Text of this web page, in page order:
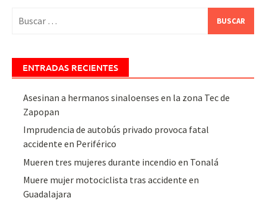
ENTRADAS RECIENTES
Asesinan a hermanos sinaloenses en la zona Tec de
Zapopan
Imprudencia de autobús privado provoca fatal
accidente en Periférico
Mueren tres mujeres durante incendio en Tonalá
Muere mujer motociclista tras accidente en
Guadalajara